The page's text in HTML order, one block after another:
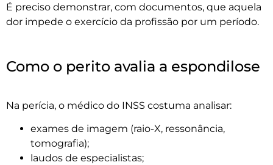
É preciso demonstrar, com documentos, que aquela
dor impede o exercício da profissão por um período.
Como o perito avalia a espondilose
Na perícia, o médico do INSS costuma analisar:
exames de imagem (raio-X, ressonância,
tomografia);
laudos de especialistas;